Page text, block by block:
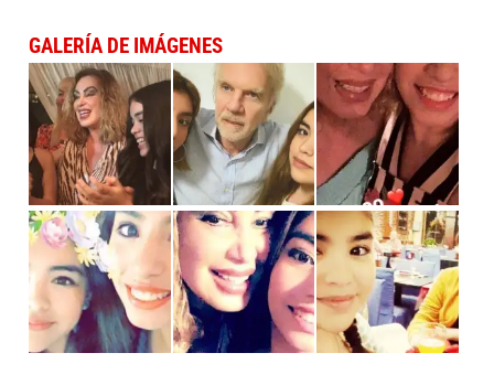
GALERÍA DE IMÁGENES